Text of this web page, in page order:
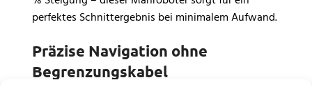
perfektes Schnittergebnis bei minimalem Aufwand.
Präzise Navigation ohne
Begrenzungskabel